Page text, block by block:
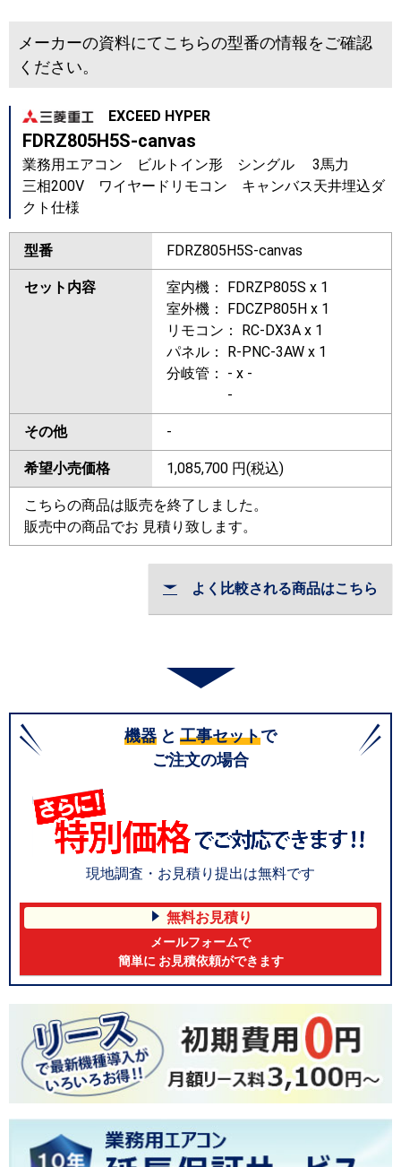
メーカーの資料にてこちらの型番の情報をご確認
ください。
EXCEED HYPER
FDRZ805H5S-canvas
業務用エアコン ビルトイン形 シングル 3馬力
三相200V ワイヤードリモコン キャンバス天井埋込ダ
クト仕様
型番 FDRZ805H5S-canvas
セット内容
室内機： FDRZP805S x 1
室外機： FDCZP805H x 1
リモコン： RC-DX3A x 1
パネル： R-PNC-3AW x 1
分岐管： - x -
-
その他 -
希望小売価格 1,085,700 円(税込)
こちらの商品は販売を終了しました。
販売中の商品でお 見積り致します。
よく比較される商品はこちら
機器 と 工事セットで
ご注文の場合
現地調査・お見積り提出は無料です
無料お見積り
メールフォームで
簡単に お見積依頼ができます